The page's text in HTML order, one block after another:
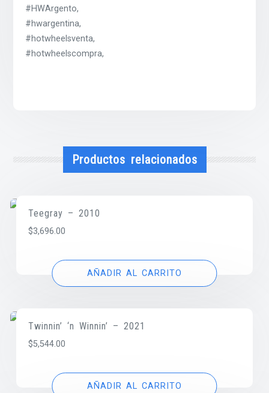
#HWArgento,
#hwargentina,
#hotwheelsventa,
#hotwheelscompra,
Productos relacionados
Teegray – 2010
$3,696.00
AÑADIR AL CARRITO
Twinnin’ ‘n Winnin’ – 2021
$5,544.00
AÑADIR AL CARRITO